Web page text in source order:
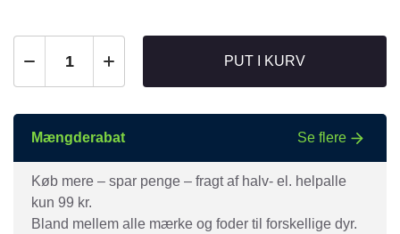
PUT I KURV
Mængderabat Se flere
Køb mere – spar penge – fragt af halv- el. helpalle
kun 99 kr.
Bland mellem alle mærke og foder til forskellige dyr.